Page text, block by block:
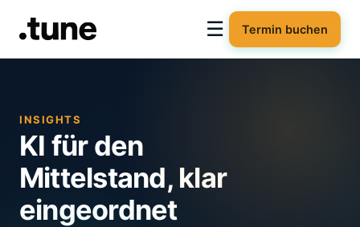
☰ Termin buchen
INSIGHTS
KI für den
Mittelstand, klar
eingeordnet